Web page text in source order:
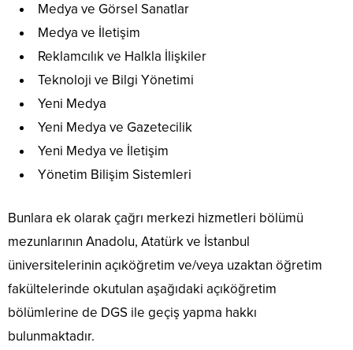
Medya ve Görsel Sanatlar
Medya ve İletişim
Reklamcılık ve Halkla İlişkiler
Teknoloji ve Bilgi Yönetimi
Yeni Medya
Yeni Medya ve Gazetecilik
Yeni Medya ve İletişim
Yönetim Bilişim Sistemleri
Bunlara ek olarak çağrı merkezi hizmetleri bölümü
mezunlarının Anadolu, Atatürk ve İstanbul
üniversitelerinin açıköğretim ve/veya uzaktan öğretim
fakültelerinde okutulan aşağıdaki açıköğretim
bölümlerine de DGS ile geçiş yapma hakkı
bulunmaktadır.